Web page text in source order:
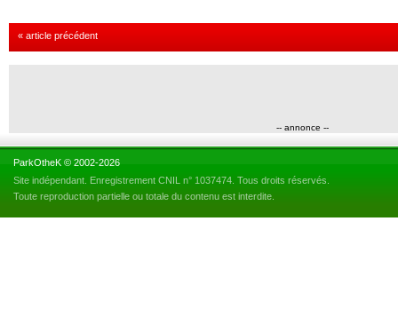
« article précédent
-- annonce --
ParkOtheK © 2002-2026
Site indépendant. Enregistrement CNIL n° 1037474. Tous droits réservés.
Toute reproduction partielle ou totale du contenu est interdite.